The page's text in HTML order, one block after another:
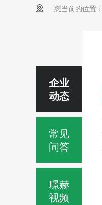
您当前的位置：
企业
动态
常见
问答
璟赫
视频